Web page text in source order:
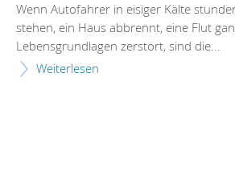
Wenn Autofahrer in eisiger Kälte
stehen, ein Haus abbrennt, eine Flut
Lebensgrundlagen zerstört, sind die...
Weiterlesen